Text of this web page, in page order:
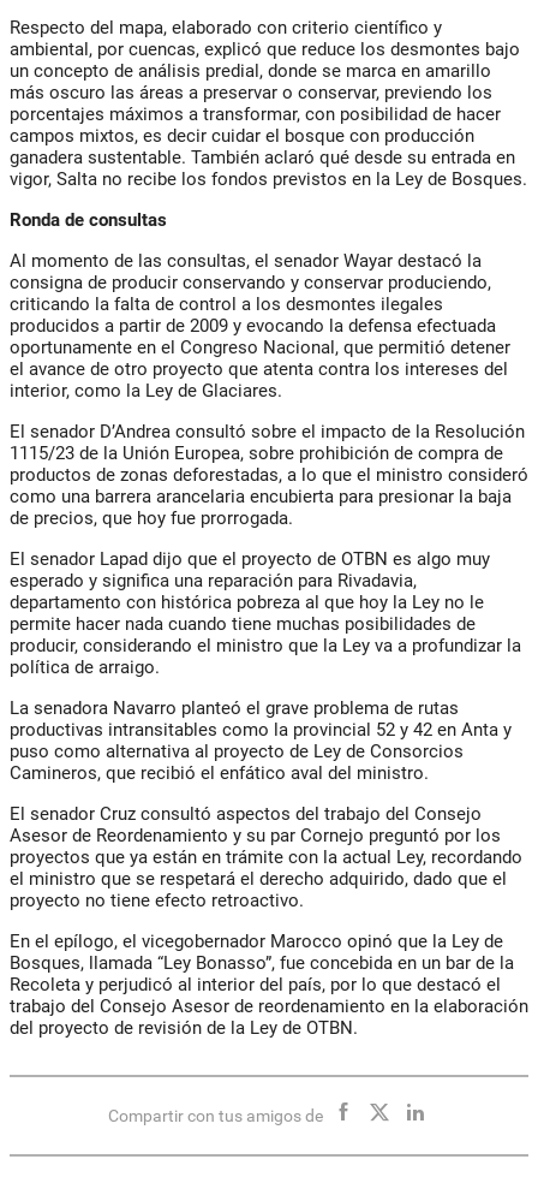
Respecto del mapa, elaborado con criterio científico y
ambiental, por cuencas, explicó que reduce los desmontes bajo
un concepto de análisis predial, donde se marca en amarillo
más oscuro las áreas a preservar o conservar, previendo los
porcentajes máximos a transformar, con posibilidad de hacer
campos mixtos, es decir cuidar el bosque con producción
ganadera sustentable. También aclaró qué desde su entrada en
vigor, Salta no recibe los fondos previstos en la Ley de Bosques.
Ronda de consultas
Al momento de las consultas, el senador Wayar destacó la
consigna de producir conservando y conservar produciendo,
criticando la falta de control a los desmontes ilegales
producidos a partir de 2009 y evocando la defensa efectuada
oportunamente en el Congreso Nacional, que permitió detener
el avance de otro proyecto que atenta contra los intereses del
interior, como la Ley de Glaciares.
El senador D’Andrea consultó sobre el impacto de la Resolución
1115/23 de la Unión Europea, sobre prohibición de compra de
productos de zonas deforestadas, a lo que el ministro consideró
como una barrera arancelaria encubierta para presionar la baja
de precios, que hoy fue prorrogada.
El senador Lapad dijo que el proyecto de OTBN es algo muy
esperado y significa una reparación para Rivadavia,
departamento con histórica pobreza al que hoy la Ley no le
permite hacer nada cuando tiene muchas posibilidades de
producir, considerando el ministro que la Ley va a profundizar la
política de arraigo.
La senadora Navarro planteó el grave problema de rutas
productivas intransitables como la provincial 52 y 42 en Anta y
puso como alternativa al proyecto de Ley de Consorcios
Camineros, que recibió el enfático aval del ministro.
El senador Cruz consultó aspectos del trabajo del Consejo
Asesor de Reordenamiento y su par Cornejo preguntó por los
proyectos que ya están en trámite con la actual Ley, recordando
el ministro que se respetará el derecho adquirido, dado que el
proyecto no tiene efecto retroactivo.
En el epílogo, el vicegobernador Marocco opinó que la Ley de
Bosques, llamada “Ley Bonasso”, fue concebida en un bar de la
Recoleta y perjudicó al interior del país, por lo que destacó el
trabajo del Consejo Asesor de reordenamiento en la elaboración
del proyecto de revisión de la Ley de OTBN.
Compartir con tus amigos de